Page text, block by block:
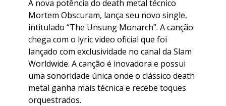
A nova potência do death metal técnico
Mortem Obscuram, lança seu novo single,
intitulado “The Unsung Monarch”. A canção
chega com o lyric video oficial que foi
lançado com exclusividade no canal da Slam
Worldwide. A canção é inovadora e possui
uma sonoridade única onde o clássico death
metal ganha mais técnica e recebe toques
orquestrados.